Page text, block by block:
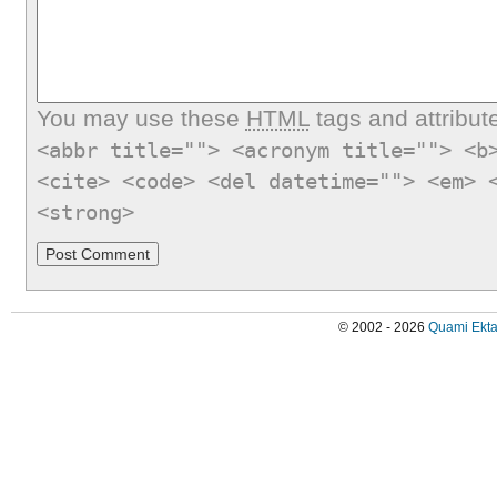
You may use these HTMLtags and
<abbr title=""> <acronym title="">
<cite> <code> <del datetime="">
<strong>
© 2002 - 2026 Quami